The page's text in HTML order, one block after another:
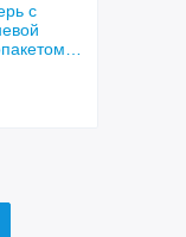
с
и
7021